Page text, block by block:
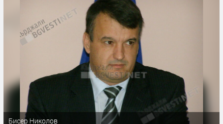
Бисер Николов